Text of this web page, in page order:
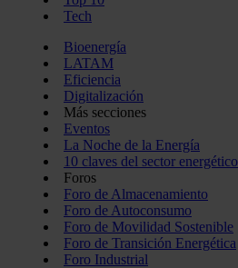
Tech
Bioenergía
LATAM
Eficiencia
Digitalización
Más secciones
Eventos
La Noche de la Energía
10 claves del sector energético
Foros
Foro de Almacenamiento
Foro de Autoconsumo
Foro de Movilidad Sostenible
Foro de Transición Energética
Foro Industrial